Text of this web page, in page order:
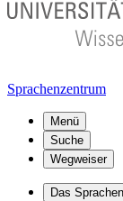
Sprachenzentrum
Menü
Suche
Wegweiser
Das